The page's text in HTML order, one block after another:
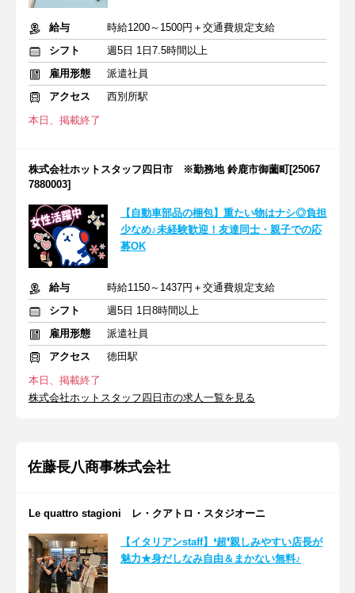
給与
時給1200～1500円＋交通費規定支給
シフト
週5日 1日7.5時間以上
雇用形態
派遣社員
アクセス
西別所駅
本日、掲載終了
株式会社ホットスタッフ四日市 ※勤務地 鈴鹿市御薗町[25067
7880003]
【自動車部品の梱包】重たい物はナシ◎負担
少なめ♪未経験歓迎！友達同士・親子での応
募OK
給与
時給1150～1437円＋交通費規定支給
シフト
週5日 1日8時間以上
雇用形態
派遣社員
アクセス
徳田駅
本日、掲載終了
株式会社ホットスタッフ四日市の求人一覧を見る
佐藤長八商事株式会社
Le quattro stagioni レ・クアトロ・スタジオーニ
【イタリアンstaff】❛超❜親しみやすい店長が
魅力★身だしなみ自由＆まかない無料♪